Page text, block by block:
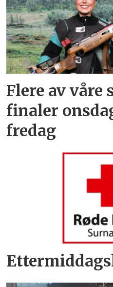
Flere av våre
finaler
fredag